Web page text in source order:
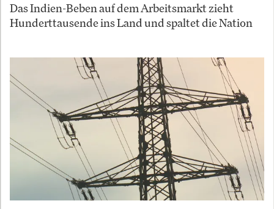
Das Indien-Beben auf dem Arbeitsmarkt zieht
Hunderttausende ins Land und spaltet die Nation